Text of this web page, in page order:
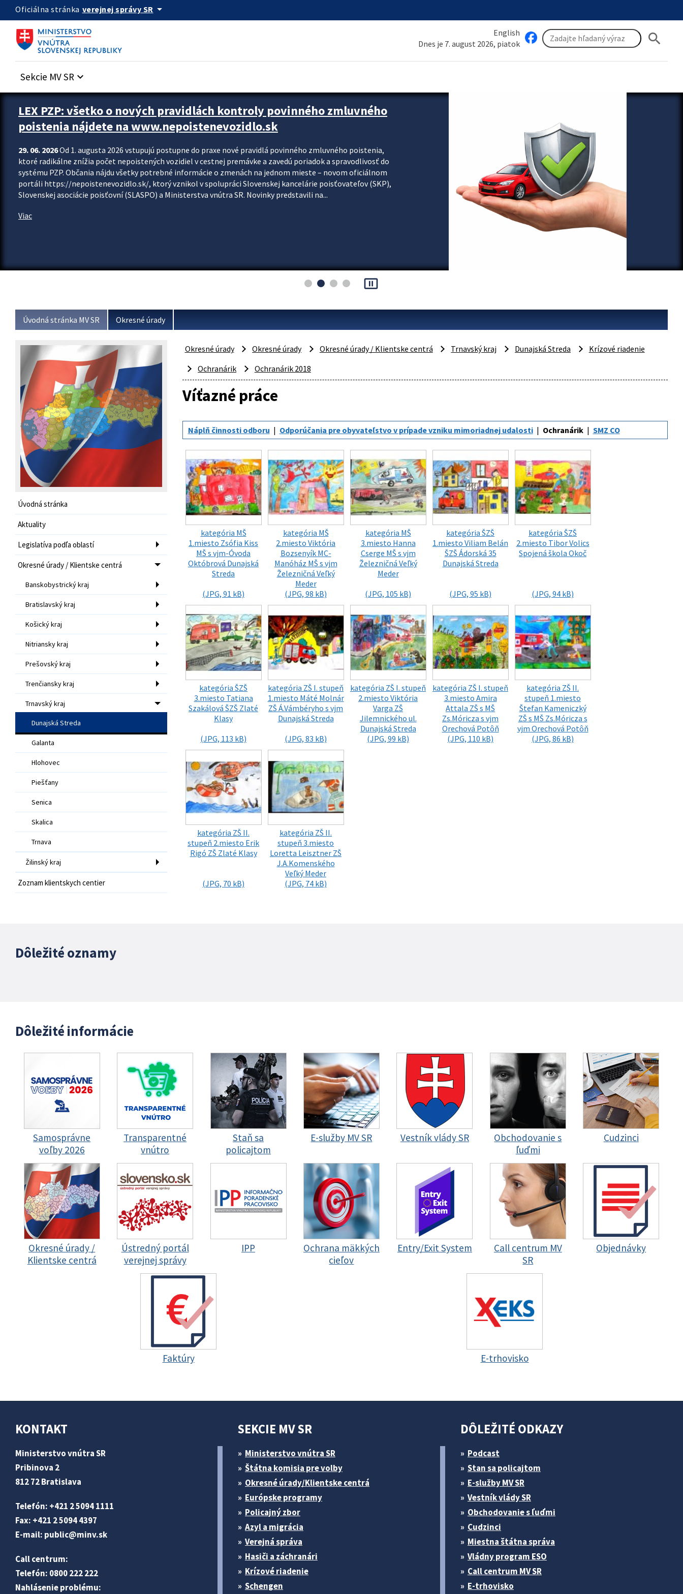
Preskocit na hlavný obsah
Oficiálna stránka verejnej správy SR arrow_drop_down
English
Dnes je 7. august 2026, piatok
search
Sekcie MV SR keyboard_arrow_down
Zastavit automatický posun upútavok
LEX PZP: všetko o nových pravidlách kontroly povinného zmluvného
poistenia nájdete na www.nepoistenevozidlo.sk
29. 06. 2026Od 1. augusta 2026 vstupujú postupne do praxe nové pravidlá povinného zmluvného poistenia,
ktoré radikálne znížia počet nepoistených vozidiel v cestnej premávke a zavedú poriadok a spravodlivosť do
systému PZP. Občania nájdu všetky potrebné informácie o zmenách na jednom mieste – novom oficiálnom
portáli https://nepoistenevozidlo.sk/, ktorý vznikol v spolupráci Slovenskej kancelárie poisťovateľov (SKP),
Slovenskej asociácie poisťovní (SLASPO) a Ministerstva vnútra SR. Novinky predstavili na...
Viac
pause_presentation
Úvodná stránka MV SR Okresné úrady
Úvodná stránka
Aktuality
Legislatíva podľa oblastí
Okresné úrady / Klientske centrá
Banskobystrický kraj
Bratislavský kraj
Košický kraj
Nitriansky kraj
Prešovský kraj
Trenčiansky kraj
Trnavský kraj
Dunajská Streda
Galanta
Hlohovec
Piešťany
Senica
Skalica
Trnava
Žilinský kraj
Zoznam klientskych centier
Okresné úrady Okresné úrady Okresné úrady / Klientske centrá Trnavský kraj Dunajská Streda
Krízové riadenie
Ochranárik
Ochranárik 2018
Víťazné práce
Náplň činnosti odboru Odporúčania pre obyvateľstvo v prípade vzniku mimoriadnej udalosti Ochranárik SMZ CO
kategória MŠ
1.miesto Zsófia Kiss
MŠ s vjm-Óvoda
Októbrová Dunajská
Streda
(JPG, 91 kB)
kategória MŠ
2.miesto Viktória
Bozsenyík MC-
Manóház MŠ s vjm
Železničná Veľký
Meder
(JPG, 98 kB)
kategória MŠ
3.miesto Hanna
Cserge MŠ s vjm
Železničná Veľký
Meder
(JPG, 105 kB)
kategória ŠZŠ
1.miesto Viliam Belán
ŠZŠ Ádorská 35
Dunajská Streda
(JPG, 95 kB)
kategória ŠZŠ
2.miesto Tibor Volics
Spojená škola Okoč
(JPG, 94 kB)
kategória ŠZŠ
3.miesto Tatiana
Szakálová ŠZŠ Zlaté
Klasy
(JPG, 113 kB)
kategória ZŠ I. stupeň
1.miesto Máté Molnár
ZŠ Á.Vámbéryho s vjm
Dunajská Streda
(JPG, 83 kB)
kategória ZŠ I. stupeň
2.miesto Viktória
Varga ZŠ
Jilemnického ul.
Dunajská Streda
(JPG, 99 kB)
kategória ZŠ I. stupeň
3.miesto Amira
Attala ZŠ s MŠ
Zs.Móricza s vjm
Orechová Potôň
(JPG, 110 kB)
kategória ZŠ II.
stupeň 1.miesto
Štefan Kameniczký
ZŠ s MŠ Zs.Móricza s
vjm Orechová Potôň
(JPG, 86 kB)
kategória ZŠ II.
stupeň 2.miesto Erik
Rigó ZŠ Zlaté Klasy
(JPG, 70 kB)
kategória ZŠ II.
stupeň 3.miesto
Loretta Leisztner ZŠ
J.A.Komenského
Veľký Meder
(JPG, 74 kB)
Dôležité oznamy
Dôležité informácie
Samosprávne
voľby 2026
Transparentné
vnútro
Staň sa
policajtom
E-služby MV SR Vestník vlády SR
Obchodovanie s
ľuďmi
Cudzinci
Okresné úrady /
Klientske centrá
Ústredný portál
verejnej správy
IPP
Ochrana mäkkých
cieľov
Entry/Exit System
Call centrum MV
SR
Objednávky
Faktúry E-trhovisko
KONTAKT
Ministerstvo vnútra SR
Pribinova 2
812 72 Bratislava
Telefón: +421 2 5094 1111
Fax: +421 2 5094 4397
E-mail: public@minv.sk
Call centrum:
Telefón: 0800 222 222
Nahlásenie problému:
SEKCIE MV SR
Ministerstvo vnútra SR
Štátna komisia pre volby
Okresné úrady/Klientske centrá
Európske programy
Policajný zbor
Azyl a migrácia
Verejná správa
Hasiči a záchranári
Krízové riadenie
Schengen
DÔLEŽITÉ ODKAZY
Podcast
Stan sa policajtom
E-služby MV SR
Vestník vlády SR
Obchodovanie s ľuďmi
Cudzinci
Miestna štátna správa
Vládny program ESO
Call centrum MV SR
E-trhovisko